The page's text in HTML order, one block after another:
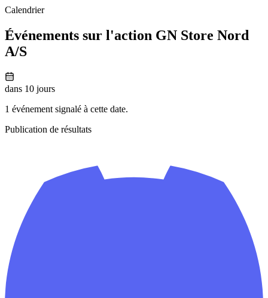
Calendrier
Événements sur l'action GN Store Nord
A/S
dans 10 jours
1 événement signalé à cette date.
Publication de résultats